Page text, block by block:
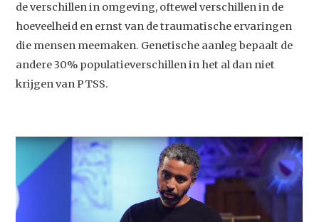
de verschillen in omgeving, oftewel verschillen in de
hoeveelheid en ernst van de traumatische ervaringen
die mensen meemaken. Genetische aanleg bepaalt de
andere 30% populatieverschillen in het al dan niet
krijgen van PTSS.